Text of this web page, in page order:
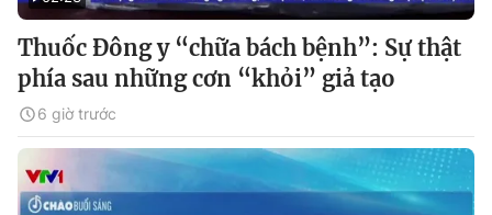
Thuốc Đông y “chữa bách bệnh”: Sự thật
phía sau những cơn “khỏi” giả tạo
6 giờ trước